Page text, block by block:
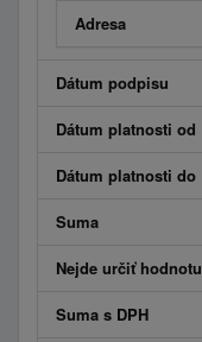
Adresa
Dátum podpisu
Dátum platnosti od
Dátum platnosti do
Suma
Nejde určiť hodnotu
Suma s DPH